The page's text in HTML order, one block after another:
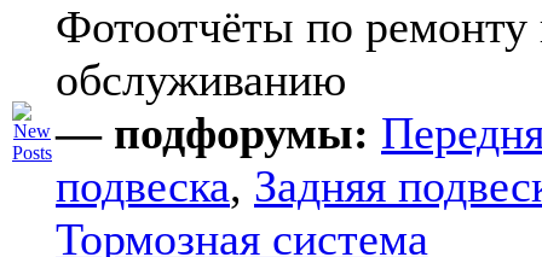
Фотоотчёты по ремонту
обслуживанию
— подфорумы:
подвеска, Задняя
Тормозная система